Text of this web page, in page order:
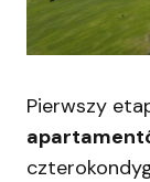
Pierwszy